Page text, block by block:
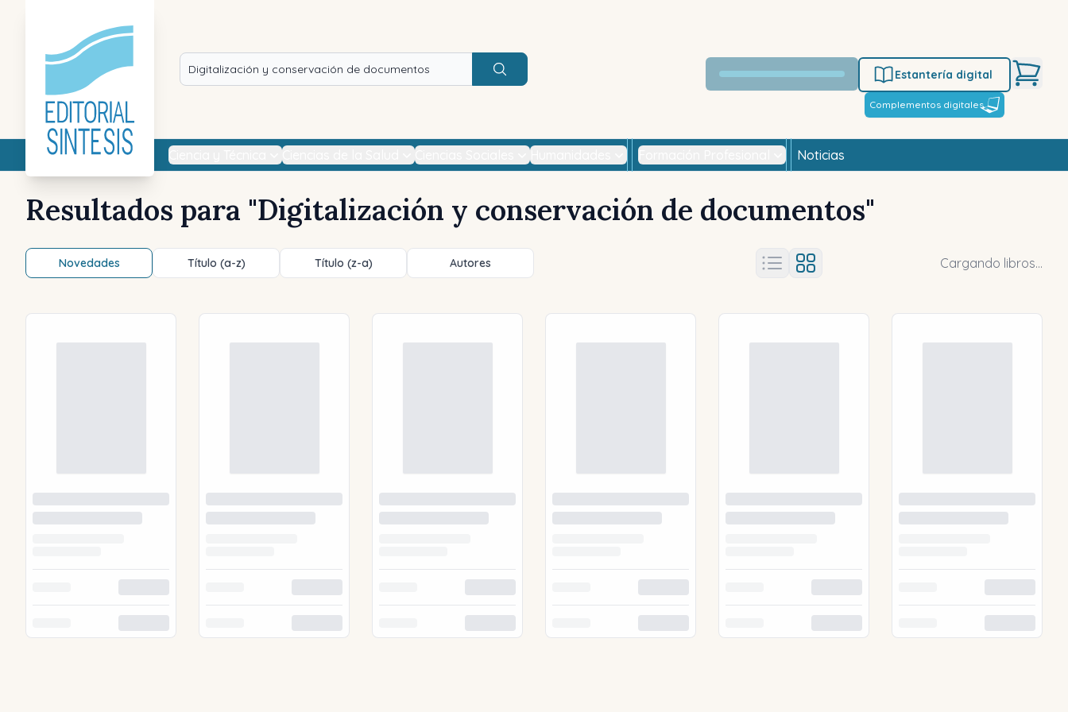
Buscar
Estantería digital
Complementos digitales
Noticias
Resultados para "Digitalización y conservación de documentos"
Novedades Título (a-z) Título (z-a) Autores Cargando libros...